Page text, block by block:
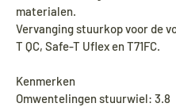
materialen.
Vervanging stuurkop voor de
T QC, Safe-T Uflex en T71FC.
Kenmerken
Omwentelingen stuurwiel: 3.8